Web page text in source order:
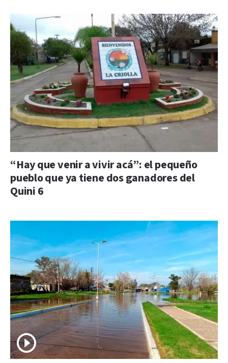
“Hay que venir a vivir acá”: el pequeño
pueblo que ya tiene dos ganadores del
Quini 6